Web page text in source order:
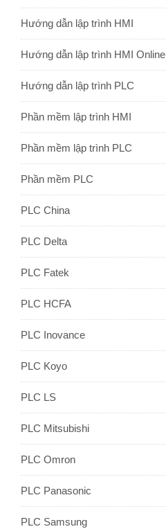
Hướng dẫn lập trình HMI
Hướng dẫn lập trình HMI Online
Hướng dẫn lập trình PLC
Phần mềm lập trình HMI
Phần mềm lập trình PLC
Phần mềm PLC
PLC China
PLC Delta
PLC Fatek
PLC HCFA
PLC Inovance
PLC Koyo
PLC LS
PLC Mitsubishi
PLC Omron
PLC Panasonic
PLC Samsung